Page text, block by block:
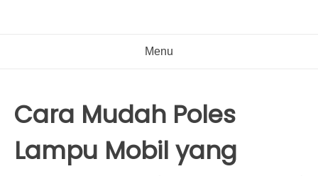
Menu
Cara Mudah Poles
Lampu Mobil yang